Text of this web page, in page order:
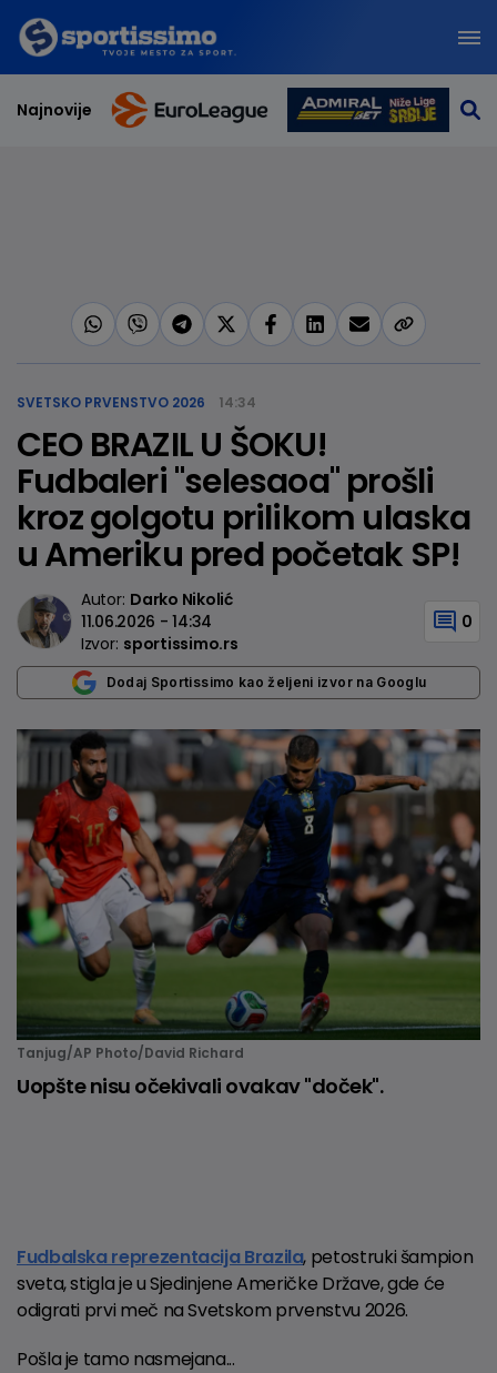
Najnovije
SVETSKO PRVENSTVO 2026 14:34
CEO BRAZIL U ŠOKU!
Fudbaleri "selesaoa" prošli
kroz golgotu prilikom ulaska
u Ameriku pred početak SP!
Autor: Darko Nikolić
11.06.2026 - 14:34
Izvor: sportissimo.rs
0
Dodaj Sportissimo kao željeni izvor na Googlu
Tanjug/AP Photo/David Richard
Uopšte nisu očekivali ovakav "doček".
Fudbalska reprezentacija Brazila, petostruki šampion
sveta, stigla je u Sjedinjene Američke Države, gde će
odigrati prvi meč na Svetskom prvenstvu 2026.
Pošla je tamo nasmejana...